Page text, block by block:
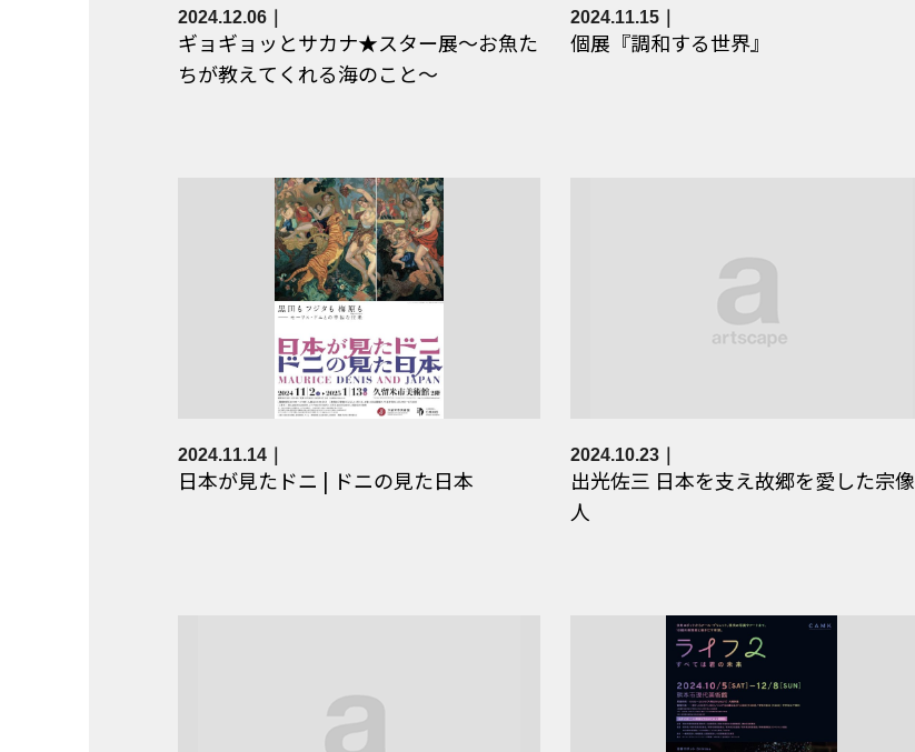
2024.12.06
ギョギョッとサカナ★スター展～お魚た
ちが教えてくれる海のこと～
2024.11.15
個展『調和する世界』
2024.11.14
日本が見たドニ | ドニの見た日本
2024.10.23
出光佐三 日本を支え故郷を愛した宗像
人